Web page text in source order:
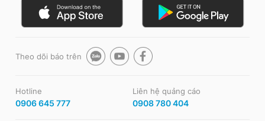
Theo dõi báo trên
Hotline
0906 645 777
Liên hệ quảng cáo
0908 780 404